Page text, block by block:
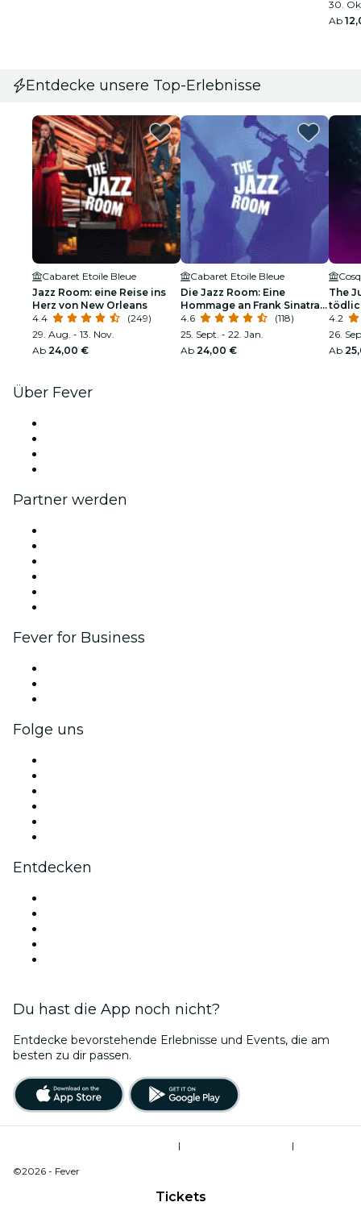
Tickets
30.
Ab
Entdecke unsere Top-Erlebnisse
Cabaret Etoile Bleue
Jazz Room: eine Reise ins
Herz von New Orleans
4.4
(249)
29. Aug. - 13. Nov.
Ab 24,00 €
Cabaret Etoile Bleue
Die Jazz Room: Eine
Hommage an Frank Sinatra
und Louis Armstrong
4.6
(118)
25. Sept. - 22. Jan.
Ab 24,00 €
The
4.2
26.
Ab
Über Fever
Partner werden
Fever for Business
Folge uns
Entdecken
Du hast die App noch nicht?
Entdecke bevorstehende Erlebnisse und Events, die am
besten zu dir passen.
|
|
©2026 - Fever